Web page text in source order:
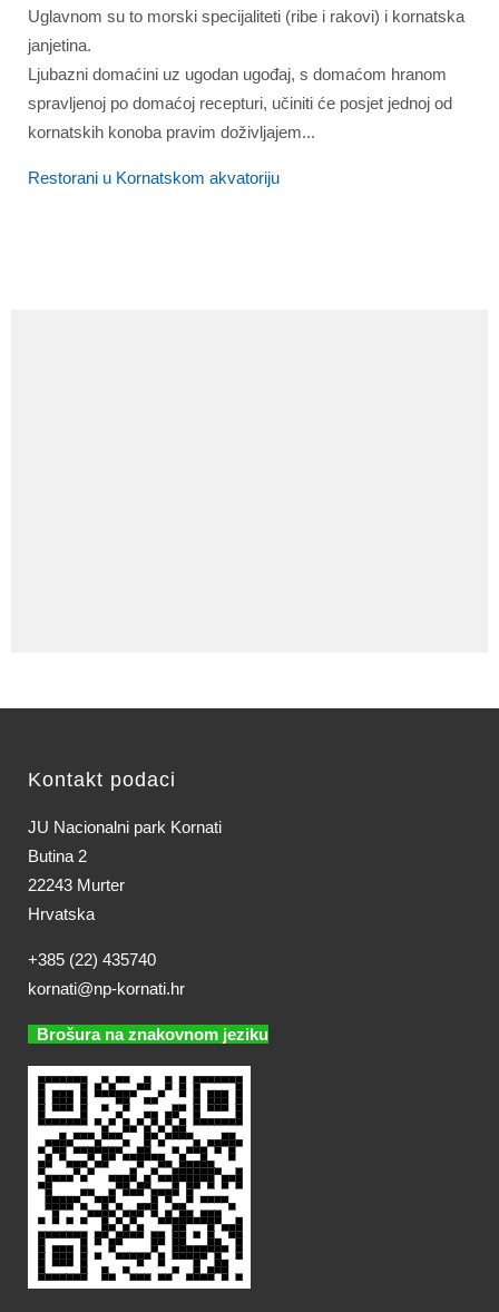
Uglavnom su to morski specijaliteti (ribe i rakovi) i kornatska
janjetina.
Ljubazni domaćini uz ugodan ugođaj, s domaćom hranom
spravljenoj po domaćoj recepturi, učiniti će posjet jednoj od
kornatskih konoba pravim doživljajem...
Restorani u Kornatskom akvatoriju
Kontakt podaci
JU Nacionalni park Kornati
Butina 2
22243 Murter
Hrvatska
+385 (22) 435740
kornati@np-kornati.hr
Brošura na znakovnom jeziku